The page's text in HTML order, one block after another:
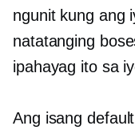
ngunit kung ang
natatanging
ipahayag ito sa
Ang isang